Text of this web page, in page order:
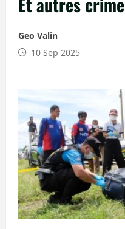
Geo Valin
10 Sep 2025